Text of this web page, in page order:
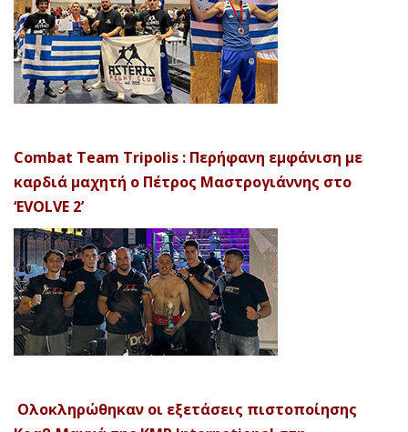
Combat Team Tripolis : Περήφανη εμφάνιση με
καρδιά μαχητή ο Πέτρος Μαστρογιάννης στο
‘EVOLVE 2’
Ολοκληρώθηκαν οι εξετάσεις πιστοποίησης